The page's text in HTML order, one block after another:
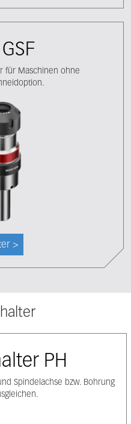
für Maschinen ohne
>
PH
Spindelachse bzw. Bohrung